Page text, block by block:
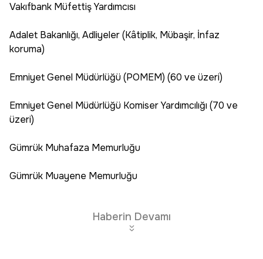
Vakıfbank Müfettiş Yardımcısı
Adalet Bakanlığı, Adliyeler (Kâtiplik, Mübaşir, İnfaz
koruma)
Emniyet Genel Müdürlüğü (POMEM) (60 ve üzeri)
Emniyet Genel Müdürlüğü Komiser Yardımcılığı (70 ve
üzeri)
Gümrük Muhafaza Memurluğu
Gümrük Muayene Memurluğu
Haberin Devamı